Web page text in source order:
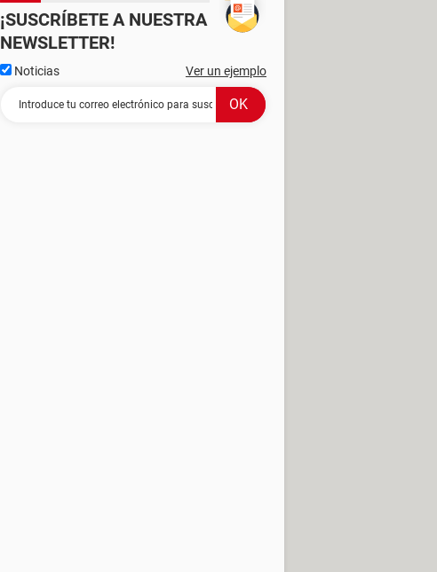
¡SUSCRÍBETE A NUESTRA
NEWSLETTER!
Noticias Ver un ejemplo